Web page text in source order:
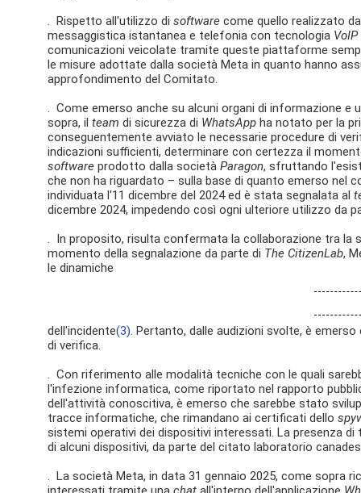
. Rispetto all'utilizzo disoftware come quello realizzato
messaggistica istantanea e telefonia con tecnologia VoIP
comunicazioni veicolate tramite queste piattaforme
le misure adottate dalla società Meta in quanto hanno
approfondimento del Comitato.
. Come emerso anche su alcuni organi di informazione
sopra, ilteam di sicurezza di WhatsApp ha notato per la
conseguentemente avviato le necessarie procedure di
indicazioni sufficienti, determinare con certezza il
software prodotto dalla societàParagon, sfruttando
che non ha riguardato – sulla base di quanto emerso nel
individuata l'11 dicembre del 2024 ed è stata segnalata al
dicembre 2024, impedendo così ogni ulteriore utilizzo da
. In proposito, risulta confermata la collaborazione tra la
momento della segnalazione da parte di The CitizenLab,
le dinamiche
dell'incidente(3). Pertanto, dalle audizioni svolte, è
di verifica.
. Con riferimento alle modalità tecniche con le quali
l'infezione informatica, come riportato nel rapporto
dell'attività conoscitiva, è emerso che sarebbe stato
tracce informatiche, che rimandano ai certificati dello
sistemi operativi dei dispositivi interessati. La presenza
di alcuni dispositivi, da parte del citato laboratorio
. La società Meta, in data 31 gennaio 2025, come